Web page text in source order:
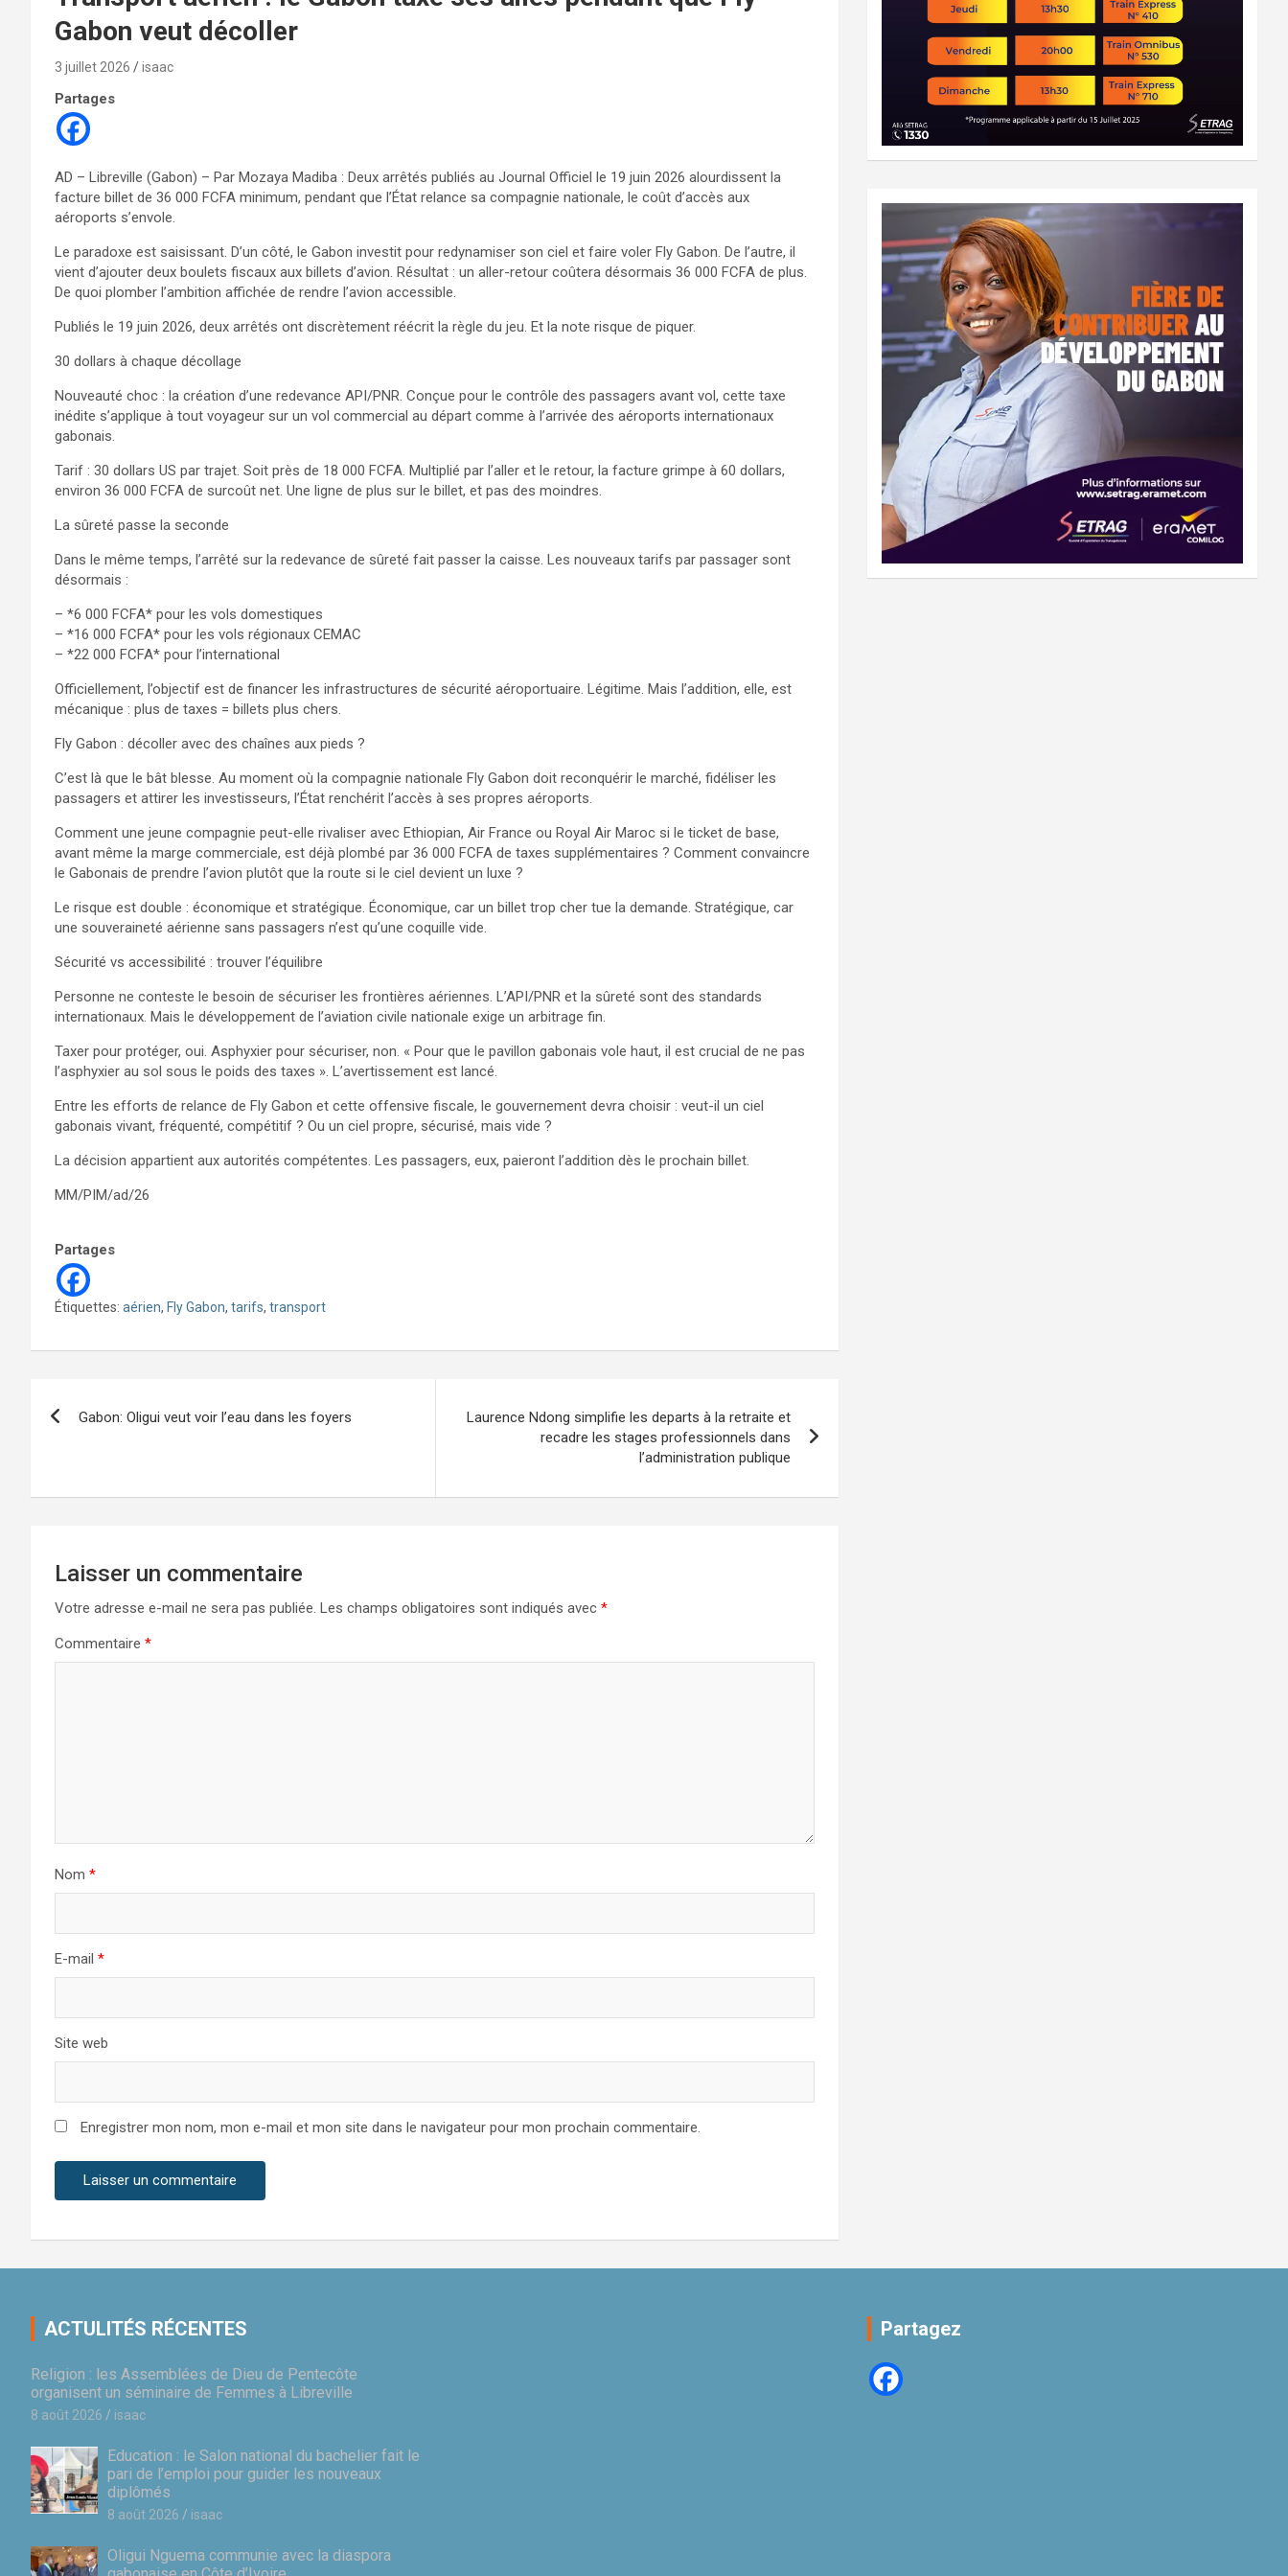
Gabon veut décoller
3 juillet 2026 isaac
Partages
AD – Libreville (Gabon) – Par Mozaya Madiba : Deux arrêtés publiés au Journal Officiel le 19 juin 2026 alourdissent la
facture billet de 36 000 FCFA minimum, pendant que l’État relance sa compagnie nationale, le coût d’accès aux
aéroports s’envole.
Le paradoxe est saisissant. D’un côté, le Gabon investit pour redynamiser son ciel et faire voler Fly Gabon. De l’autre, il
vient d’ajouter deux boulets fiscaux aux billets d’avion. Résultat : un aller-retour coûtera désormais 36 000 FCFA de plus.
De quoi plomber l’ambition affichée de rendre l’avion accessible.
Publiés le 19 juin 2026, deux arrêtés ont discrètement réécrit la règle du jeu. Et la note risque de piquer.
30 dollars à chaque décollage
Nouveauté choc : la création d’une redevance API/PNR. Conçue pour le contrôle des passagers avant vol, cette taxe
inédite s’applique à tout voyageur sur un vol commercial au départ comme à l’arrivée des aéroports internationaux
gabonais.
Tarif : 30 dollars US par trajet. Soit près de 18 000 FCFA. Multiplié par l’aller et le retour, la facture grimpe à 60 dollars,
environ 36 000 FCFA de surcoût net. Une ligne de plus sur le billet, et pas des moindres.
La sûreté passe la seconde
Dans le même temps, l’arrêté sur la redevance de sûreté fait passer la caisse. Les nouveaux tarifs par passager sont
désormais :
– *6 000 FCFA* pour les vols domestiques
– *16 000 FCFA* pour les vols régionaux CEMAC
– *22 000 FCFA* pour l’international
Officiellement, l’objectif est de financer les infrastructures de sécurité aéroportuaire. Légitime. Mais l’addition, elle, est
mécanique : plus de taxes = billets plus chers.
Fly Gabon : décoller avec des chaînes aux pieds ?
C’est là que le bât blesse. Au moment où la compagnie nationale Fly Gabon doit reconquérir le marché, fidéliser les
passagers et attirer les investisseurs, l’État renchérit l’accès à ses propres aéroports.
Comment une jeune compagnie peut-elle rivaliser avec Ethiopian, Air France ou Royal Air Maroc si le ticket de base,
avant même la marge commerciale, est déjà plombé par 36 000 FCFA de taxes supplémentaires ? Comment convaincre
le Gabonais de prendre l’avion plutôt que la route si le ciel devient un luxe ?
Le risque est double : économique et stratégique. Économique, car un billet trop cher tue la demande. Stratégique, car
une souveraineté aérienne sans passagers n’est qu’une coquille vide.
Sécurité vs accessibilité : trouver l’équilibre
Personne ne conteste le besoin de sécuriser les frontières aériennes. L’API/PNR et la sûreté sont des standards
internationaux. Mais le développement de l’aviation civile nationale exige un arbitrage fin.
Taxer pour protéger, oui. Asphyxier pour sécuriser, non. « Pour que le pavillon gabonais vole haut, il est crucial de ne pas
l’asphyxier au sol sous le poids des taxes ». L’avertissement est lancé.
Entre les efforts de relance de Fly Gabon et cette offensive fiscale, le gouvernement devra choisir : veut-il un ciel
gabonais vivant, fréquenté, compétitif ? Ou un ciel propre, sécurisé, mais vide ?
La décision appartient aux autorités compétentes. Les passagers, eux, paieront l’addition dès le prochain billet.
MM/PIM/ad/26
Partages
Étiquettes: aérien, Fly Gabon, tarifs, transport
Gabon: Oligui veut voir l’eau dans les foyers
Laurence Ndong simplifie les departs à la retraite et
recadre les stages professionnels dans
l’administration publique
Laisser un commentaire
Votre adresse e-mail ne sera pas publiée. Les champs obligatoires sont indiqués avec *
Commentaire *
Nom *
E-mail *
Site web
Enregistrer mon nom, mon e-mail et mon site dans le navigateur pour mon prochain commentaire.
ACTULITÉS RÉCENTES
Religion : les Assemblées de Dieu de Pentecôte
organisent un séminaire de Femmes à Libreville
8 août 2026 isaac
Education : le Salon national du bachelier fait le
pari de l’emploi pour guider les nouveaux
diplômés
8 août 2026 isaac
Oligui Nguema communie avec la diaspora
Partagez